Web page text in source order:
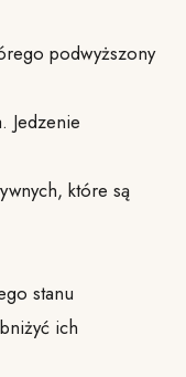
podwyższony
Jedzenie
które są
stanu
ich